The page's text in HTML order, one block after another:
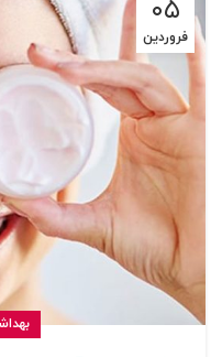
۰۵
فروردین